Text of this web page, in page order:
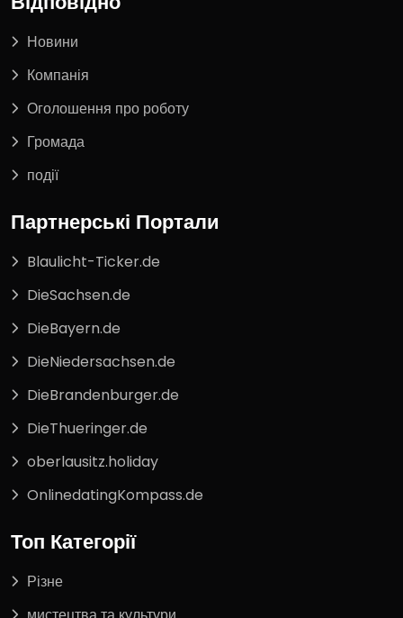
Відповідно
Новини
Компанія
Оголошення про роботу
Громада
події
Партнерські Портали
Blaulicht-Ticker.de
DieSachsen.de
DieBayern.de
DieNiedersachsen.de
DieBrandenburger.de
DieThueringer.de
oberlausitz.holiday
OnlinedatingKompass.de
Топ Категорії
Різне